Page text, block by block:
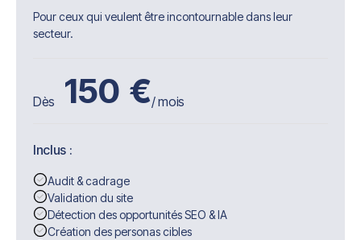
Pour ceux qui veulent être incontournable dans leur
secteur.
Dès 150 €/ mois
Inclus :
Audit & cadrage
Validation du site
Détection des opportunités SEO & IA
Création des personas cibles